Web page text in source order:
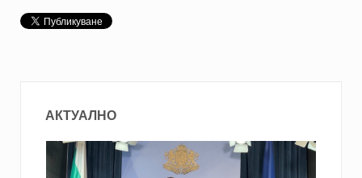
АКТУАЛНО